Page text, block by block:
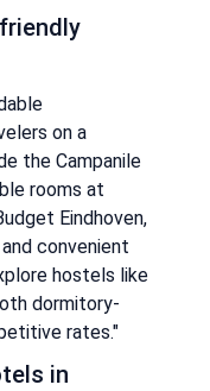
on a
the Campanile
rooms at
Eindhoven,
convenient
hostels like
dormitory-
rates."
in